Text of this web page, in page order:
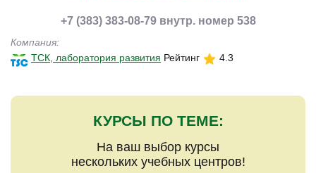
+7 (383) 383-08-79 внутр. номер 538
Компания:
ТСК, лаборатория развития Рейтинг 4.3
КУРСЫ ПО ТЕМЕ:
На ваш выбор курсы
нескольких учебных центров!